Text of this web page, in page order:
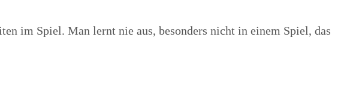
im Spiel. Man lernt nie aus, besonders nicht in einem Spiel, das